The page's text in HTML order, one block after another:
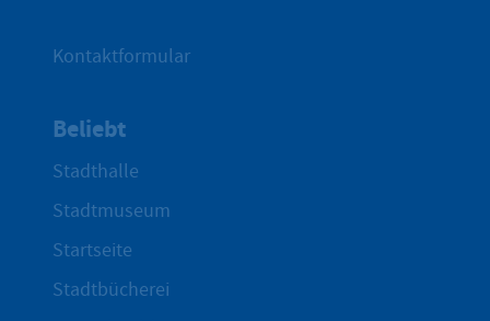
Kontaktformular
Beliebt
Stadthalle
Stadtmuseum
Startseite
Stadtbücherei